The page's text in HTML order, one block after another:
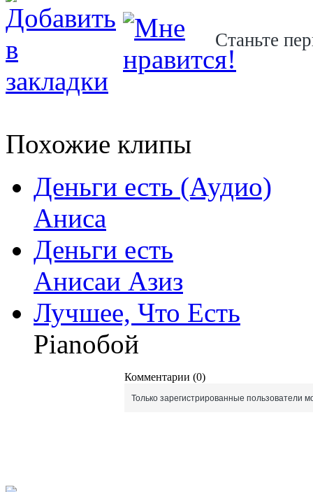
Станьте
Похожие клипы
Деньги есть (Аудио)
Аниса
Деньги есть
Анисаи Азиз
Лучшее, Что Есть
Pianoбой
Комментарии (0)
Только зарегистрированные пользователи